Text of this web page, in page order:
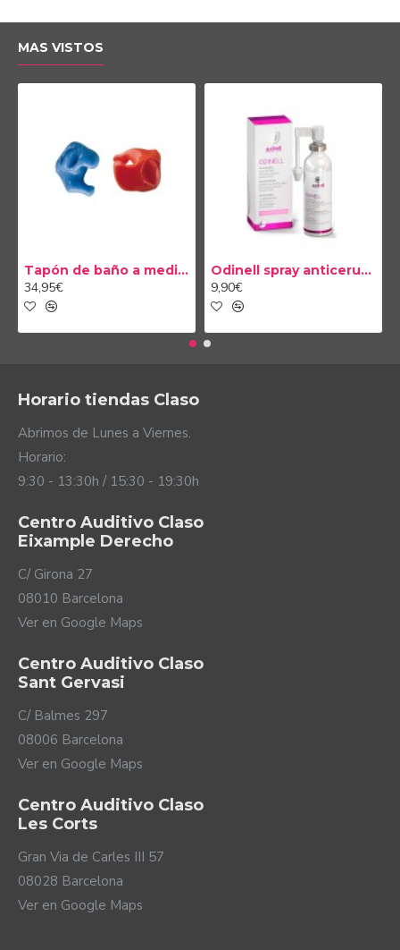
MAS VISTOS
Tapón de baño a medida
34,95€
Odinell spray anticerumen 50ml
9,90€
Horario tiendas Claso
Abrimos de Lunes a Viernes.
Horario:
9:30 - 13:30h / 15:30 - 19:30h
Centro Auditivo Claso
Eixample Derecho
C/ Girona 27
08010 Barcelona
Ver en Google Maps
Centro Auditivo Claso
Sant Gervasi
C/ Balmes 297
08006 Barcelona
Ver en Google Maps
Centro Auditivo Claso
Les Corts
Gran Via de Carles III 57
08028 Barcelona
Ver en Google Maps